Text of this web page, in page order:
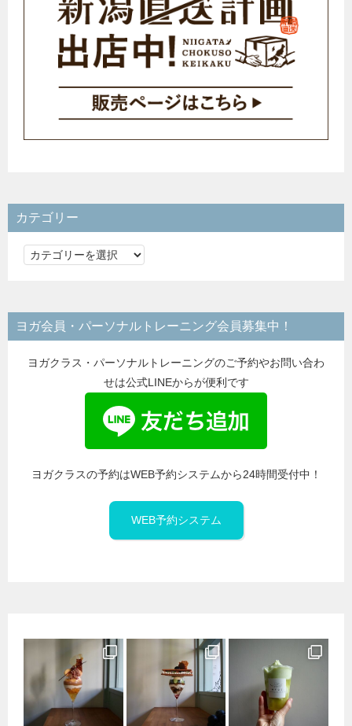
カテゴリー
カ
リ
ー
ヨガ会員・パーソナルトレーニング会員募集中！
ヨガクラス・パーソナルトレーニングのご予約やお問い合わ
せは公式LINEからが便利です
ヨガクラスの予約はWEB予約システムから24時間受付中！
WEB予約システム